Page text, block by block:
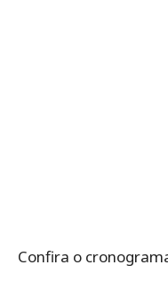
Confira o